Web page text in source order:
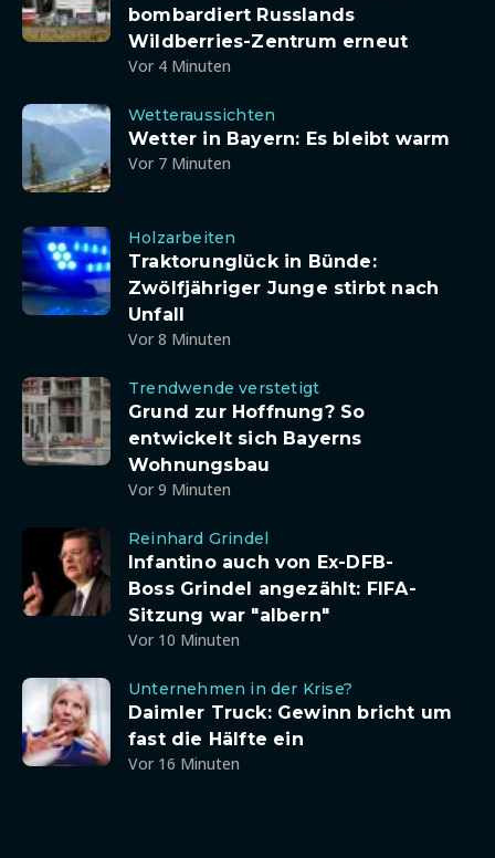
bombardiert Russlands
Wildberries-Zentrum erneut
Vor 4 Minuten
Wetteraussichten
Wetter in Bayern: Es bleibt warm
Vor 7 Minuten
Holzarbeiten
Traktorunglück in Bünde:
Zwölfjähriger Junge stirbt nach
Unfall
Vor 8 Minuten
Trendwende verstetigt
Grund zur Hoffnung? So
entwickelt sich Bayerns
Wohnungsbau
Vor 9 Minuten
Reinhard Grindel
Infantino auch von Ex-DFB-
Boss Grindel angezählt: FIFA-
Sitzung war "albern"
Vor 10 Minuten
Unternehmen in der Krise?
Daimler Truck: Gewinn bricht um
fast die Hälfte ein
Vor 16 Minuten